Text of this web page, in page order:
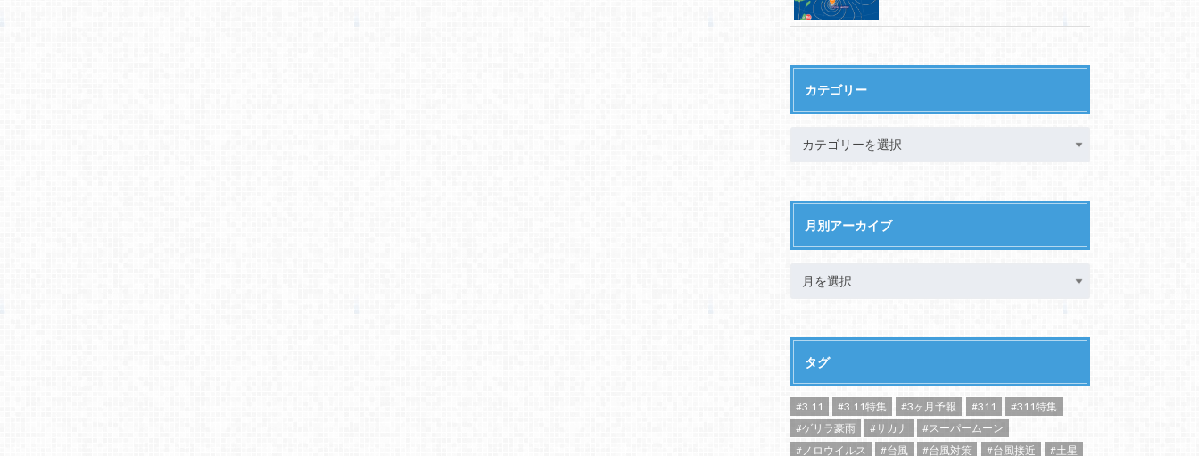
カテゴリー
月別アーカイブ
タグ
#3.11 #3.11特集 #3ヶ月予報 #311
#311特集
#ゲリラ豪雨
#サカナ
#スーパームーン
#ノロウイルス
#台風 #台風対策 #台風接近
#土星